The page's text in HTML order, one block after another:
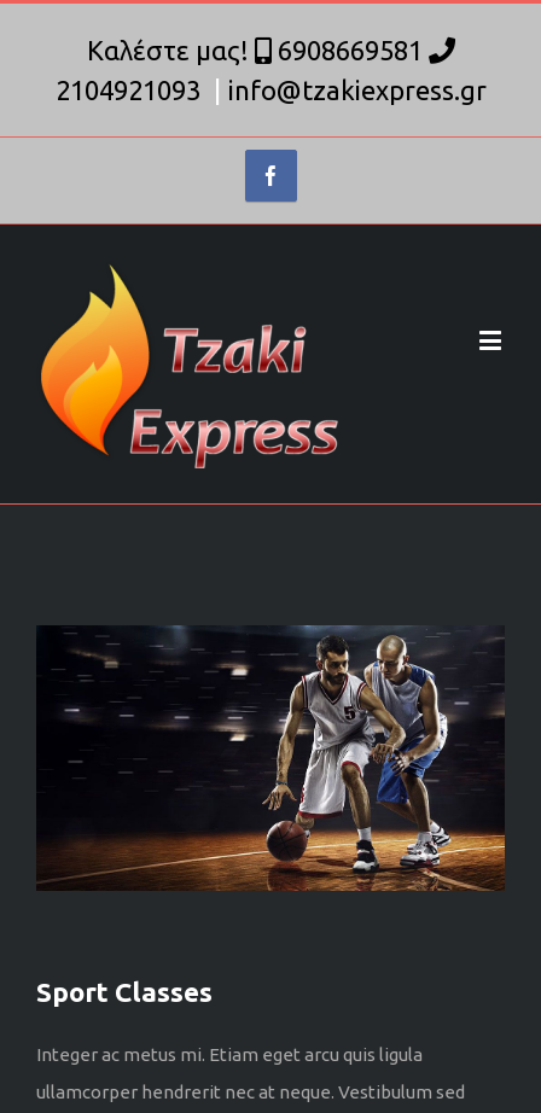
Καλέστε μας!
6908669581
2104921093
info@tzakiexpress.gr
Sport Classes
Integer ac metus mi. Etiam eget arcu quis ligula
ullamcorper hendrerit nec at neque. Vestibulum sed